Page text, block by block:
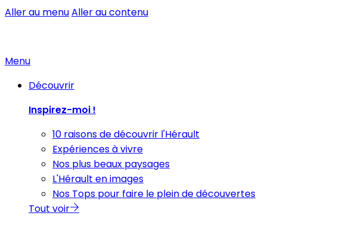
Aller au menuAller au contenu
Menu
Découvrir
Inspirez-moi !
10 raisons de découvrir l'Hérault
Expériences à vivre
Nos plus beaux paysages
L'Hérault en images
Nos Tops pour faire le plein de découvertes
Tout voir